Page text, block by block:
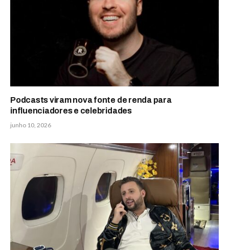
Podcasts viram nova fonte de renda para
influenciadores e celebridades
junho 10, 2026